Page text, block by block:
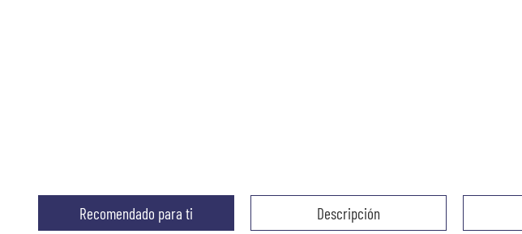
Recomendado para ti Descripción